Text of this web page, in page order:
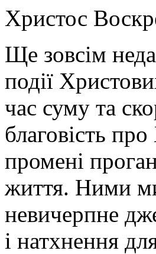
Христос
Ще зовсім
події
час суму та
благовість
промені
життя. Ними
невичерпне
і натхнення